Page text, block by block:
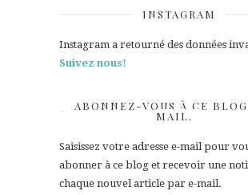
INSTAGRAM
Instagram a retourné des données
Suivez nous!
ABONNEZ-VOUS À CE
MAIL.
Saisissez votre adresse e-mail pour
abonner à ce blog et recevoir une
chaque nouvel article par e-mail.